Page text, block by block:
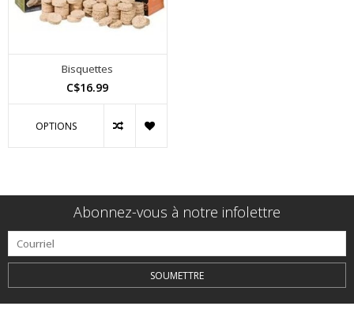
Bisquettes
C$16.99
OPTIONS
Abonnez-vous à notre infolettre
SOUMETTRE